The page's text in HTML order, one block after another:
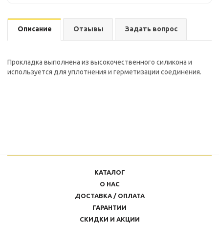
Описание Отзывы Задать вопрос
Прокладка выполнена из высокочественного силикона и
используется для уплотнения и герметизации соединения.
КАТАЛОГ
О НАС
ДОСТАВКА / ОПЛАТА
ГАРАНТИИ
СКИДКИ И АКЦИИ